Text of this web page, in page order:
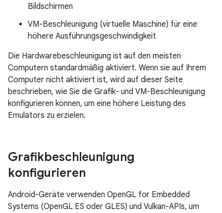
Bildschirmen
VM-Beschleunigung (virtuelle Maschine) für eine
höhere Ausführungsgeschwindigkeit
Die Hardwarebeschleunigung ist auf den meisten
Computern standardmäßig aktiviert. Wenn sie auf Ihrem
Computer nicht aktiviert ist, wird auf dieser Seite
beschrieben, wie Sie die Grafik- und VM-Beschleunigung
konfigurieren können, um eine höhere Leistung des
Emulators zu erzielen.
Grafikbeschleunigung
konfigurieren
Android-Geräte verwenden OpenGL for Embedded
Systems (OpenGL ES oder GLES) und Vulkan-APIs, um